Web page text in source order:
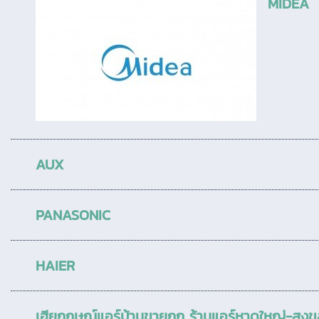
AUX
PANASONIC
HAIER